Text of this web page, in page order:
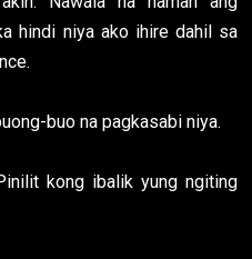
hindi niya ako ihire dahil sa
buo na pagkasabi niya.
kong ibalik yung ngiting